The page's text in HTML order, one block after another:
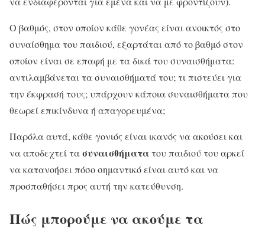
Ο βαθμός, στον οποίον κάθε γονέας είναι ανοικτός στο
συναίσθημα του παιδιού, εξαρτάται από το βαθμό στον
οποίον είναι σε επαφή με τα δικά του συναισθήματα:
αντιλαμβάνεται τα συναισθήματά του; τι πιστεύει για
την έκφρασή τους; υπάρχουν κάποια συναισθήματα που
θεωρεί επικίνδυνα ή απαγορευμένα;
Παρόλα αυτά, κάθε γονιός είναι ικανός να ακούσει και
να αποδεχτεί τασυναισθήματατου παιδιού του αρκεί
να κατανοήσει πόσο σημαντικό είναι αυτό και να
προσπαθήσει προς αυτή την κατεύθυνση.
Πώς μπορούμε να ακούμε τα